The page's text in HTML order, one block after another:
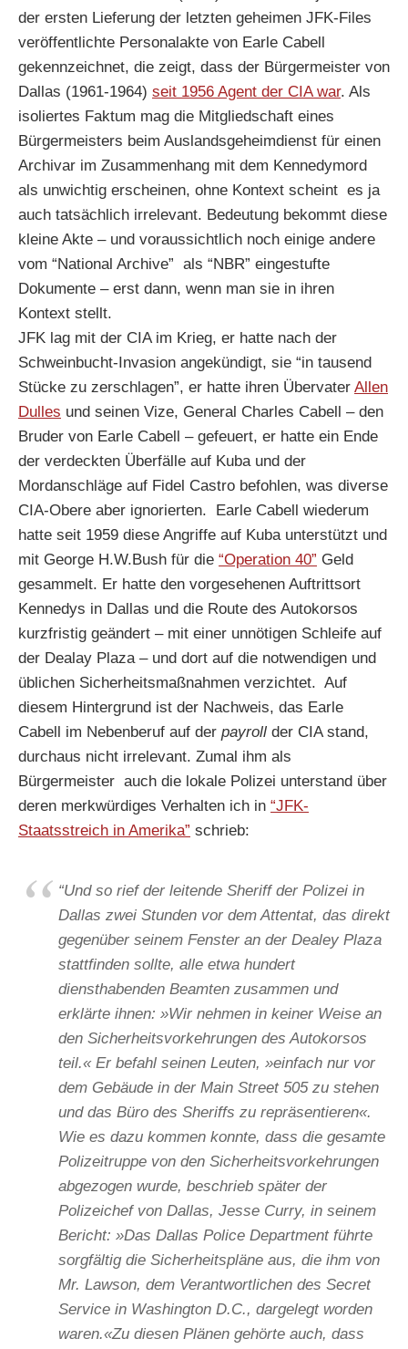
der ersten Lieferung der letzten geheimen JFK-Files
veröffentlichte Personalakte von Earle Cabell
gekennzeichnet, die zeigt, dass der Bürgermeister von
Dallas (1961-1964) seit 1956 Agent der CIA war. Als
isoliertes Faktum mag die Mitgliedschaft eines
Bürgermeisters beim Auslandsgeheimdienst für einen
Archivar im Zusammenhang mit dem Kennedymord
als unwichtig erscheinen, ohne Kontext scheint es ja
auch tatsächlich irrelevant. Bedeutung bekommt diese
kleine Akte – und voraussichtlich noch einige andere
vom “National Archive” als “NBR” eingestufte
Dokumente – erst dann, wenn man sie in ihren
Kontext stellt.
JFK lag mit der CIA im Krieg, er hatte nach der
Schweinbucht-Invasion angekündigt, sie “in tausend
Stücke zu zerschlagen”, er hatte ihren Übervater Allen
Dulles und seinen Vize, General Charles Cabell – den
Bruder von Earle Cabell – gefeuert, er hatte ein Ende
der verdeckten Überfälle auf Kuba und der
Mordanschläge auf Fidel Castro befohlen, was diverse
CIA-Obere aber ignorierten. Earle Cabell wiederum
hatte seit 1959 diese Angriffe auf Kuba unterstützt und
mit George H.W.Bush für die “Operation 40” Geld
gesammelt. Er hatte den vorgesehenen Auftrittsort
Kennedys in Dallas und die Route des Autokorsos
kurzfristig geändert – mit einer unnötigen Schleife auf
der Dealay Plaza – und dort auf die notwendigen und
üblichen Sicherheitsmaßnahmen verzichtet. Auf
diesem Hintergrund ist der Nachweis, das Earle
Cabell im Nebenberuf auf der payroll der CIA stand,
durchaus nicht irrelevant. Zumal ihm als
Bürgermeister auch die lokale Polizei unterstand über
deren merkwürdiges Verhalten ich in “JFK-
Staatsstreich in Amerika” schrieb:
“Und so rief der leitende Sheriff der Polizei in
Dallas zwei Stunden vor dem Attentat, das direkt
gegenüber seinem Fenster an der Dealey Plaza
stattfinden sollte, alle etwa hundert
diensthabenden Beamten zusammen und
erklärte ihnen: »Wir nehmen in keiner Weise an
den Sicherheitsvorkehrungen des Autokorsos
teil.« Er befahl seinen Leuten, »einfach nur vor
dem Gebäude in der Main Street 505 zu stehen
und das Büro des Sheriffs zu repräsentieren«.
Wie es dazu kommen konnte, dass die gesamte
Polizeitruppe von den Sicherheitsvorkehrungen
abgezogen wurde, beschrieb später der
Polizeichef von Dallas, Jesse Curry, in seinem
Bericht: »Das Dallas Police Department führte
sorgfältig die Sicherheitspläne aus, die ihm von
Mr. Lawson, dem Verantwortlichen des Secret
Service in Washington D.C., dargelegt worden
waren.«Zu diesen Plänen gehörte auch, dass